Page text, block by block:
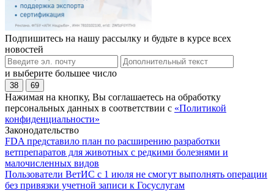
Подпишитесь на нашу рассылку и будьте в курсе всех
новостей
и выберите большее число
38 69
Нажимая на кнопку, Вы соглашаетесь на обработку
персональных данных в соответствии с «Политикой
конфиденциальности»
Законодательство
FDA представило план по расширению разработки
ветпрепаратов для животных с редкими болезнями и
малочисленных видов
Пользователи ВетИС с 1 июля не смогут выполнять операции
без привязки учетной записи к Госуслугам